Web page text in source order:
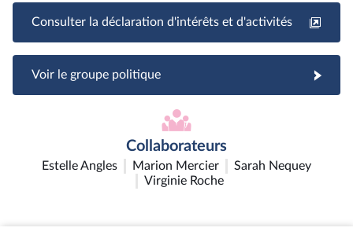
Consulter la déclaration d'intérêts et d'activités
Voir le groupe politique
Collaborateurs
Estelle Angles Marion Mercier
Sarah Nequey
Virginie Roche